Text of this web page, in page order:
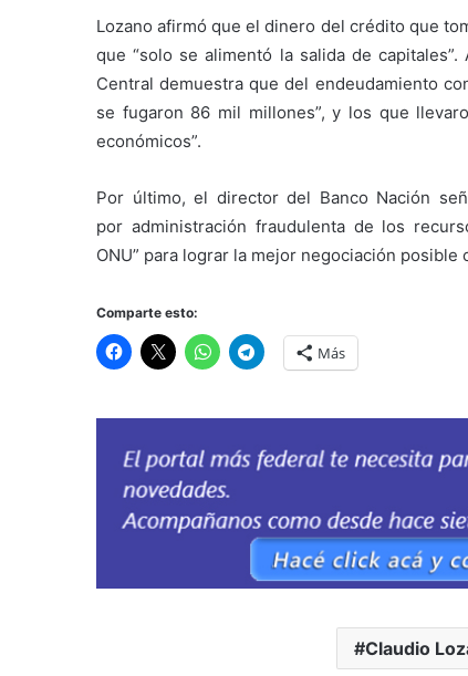
Lozano afirmó que el dinero del crédito que
que “solo se alimentó la salida de
Central demuestra que del endeudamiento
se fugaron 86 mil millones”, y los que
económicos”.
Por último, el director del Banco Nación
por administración fraudulenta de los
ONU” para lograr la mejor negociación
Comparte esto:
Más
Claudio